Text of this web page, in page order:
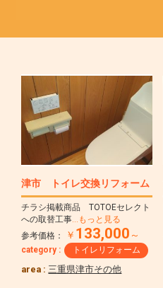
津市 トイレ交換リフォーム
チラシ掲載商品 TOTOEセレクト
への取替工事 …もっと見る
参考価格：
￥ 133,000 ～
category : トイレリフォーム
area :三重県津市その他